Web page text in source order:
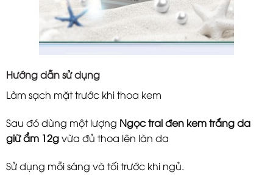
Hướng dẫn sử dụng
Làm sạch mặt trước khi thoa kem
Sau đó dùng một lượng Ngọc trai đen kem trắng da
giữ ẩm 12gvừa đủ thoa lên làn da
Sử dụng mỗi sáng và tối trước khi ngủ.